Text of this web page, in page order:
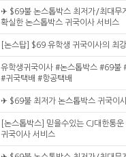
✈ $69불 논스톱박스 최저가/최대무
확실한 논스톱박스 귀국이사 서비스
[논스탑] $69 유학생 귀국이사의 최
유학생귀국이사 #논스톱박스 #69
#귀국택배 #항공택배
✈ $69불 최저가 논스톱박스 귀국이
[논스톱박스] 믿을수있는 CJ대한통
귀국이사 서비스